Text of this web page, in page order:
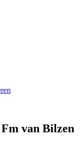
van Bilzen